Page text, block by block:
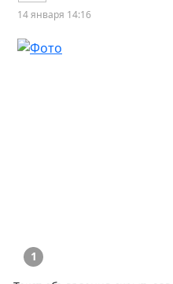
14 января 14:16
1